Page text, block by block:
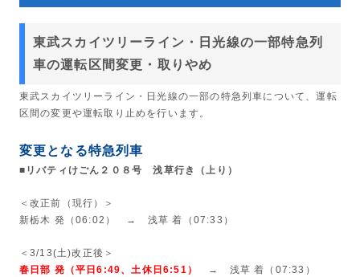
東武スカイツリーライン・日光線の一部特急列
車の運転区間変更・取りやめ
東武スカイツリーライン・日光線の一部の特急列車について、運転
区間の変更や運転取り止めを行います。
変更となる特急列車
■リバティけごん２０８号 浅草行き（上り）
＜改正前（現行）＞
新栃木 発（06:02） → 浅草 着（07:33）
＜3/13(土)改正後＞
春日部 発（平日6:49、土休日6:51）
→ 浅草 着（07:33）